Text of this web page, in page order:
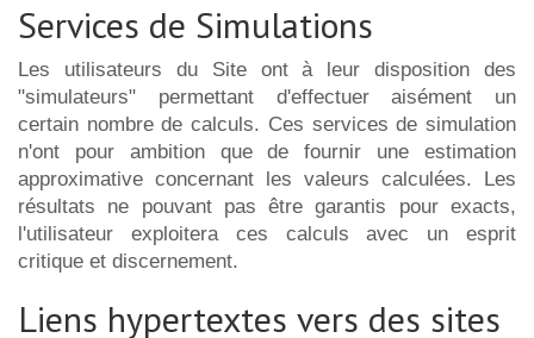
Services de Simulations
Les utilisateurs du Site ont à leur disposition des
"simulateurs" permettant d'effectuer aisément un
certain nombre de calculs. Ces services de simulation
n'ont pour ambition que de fournir une estimation
approximative concernant les valeurs calculées. Les
résultats ne pouvant pas être garantis pour exacts,
l'utilisateur exploitera ces calculs avec un esprit
critique et discernement.
Liens hypertextes vers des sites